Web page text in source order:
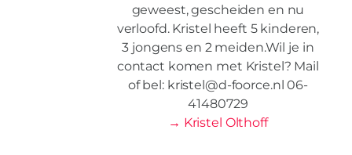
geweest, gescheiden en nu
verloofd. Kristel heeft 5 kinderen,
3 jongens en 2 meiden.Wil je in
contact komen met Kristel? Mail
of bel: kristel@d-foorce.nl 06-
41480729
→ Kristel Olthoff